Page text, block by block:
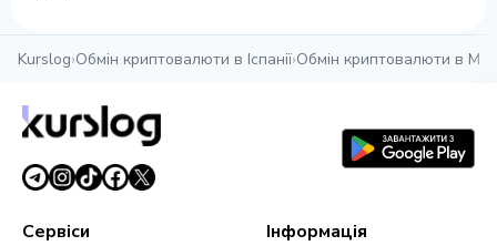
Kurslog›Обмін криптовалюти в Іспанії›Обмін криптовалюти в
Сервіси Інформація